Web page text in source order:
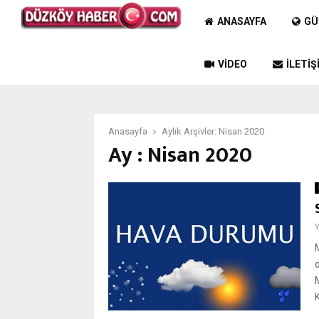
ANASAYFA
VIDEO
Anasayfa Aylık Arşivler: Nisan 2020
Ay : Nisan 2020